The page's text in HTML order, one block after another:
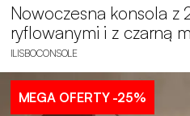
Nowoczesna konsola z
ryflowanymi i z czarną
ILISBOCONSOLE
MEGA OFERTY-25%